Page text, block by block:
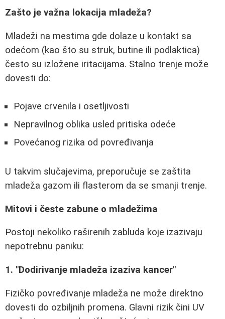
Zašto je važna lokacija mladeža?
Mladeži na mestima gde dolaze u kontakt sa
odećom (kao što su struk, butine ili podlaktica)
često su izložene iritacijama. Stalno trenje može
dovesti do:
Pojave crvenila i osetljivosti
Nepravilnog oblika usled pritiska odeće
Povećanog rizika od povređivanja
U takvim slučajevima, preporučuje se zaštita
mladeža gazom ili flasterom da se smanji trenje.
Mitovi i česte zabune o mladežima
Postoji nekoliko raširenih zabluda koje izazivaju
nepotrebnu paniku:
1. "Dodirivanje mladeža izaziva kancer"
Fizičko povređivanje mladeža ne može direktno
dovesti do ozbiljnih promena. Glavni rizik čini UV